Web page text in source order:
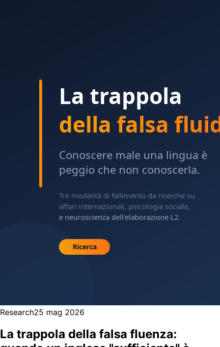
Research25 mag 2026
La trappola della falsa fluenza: